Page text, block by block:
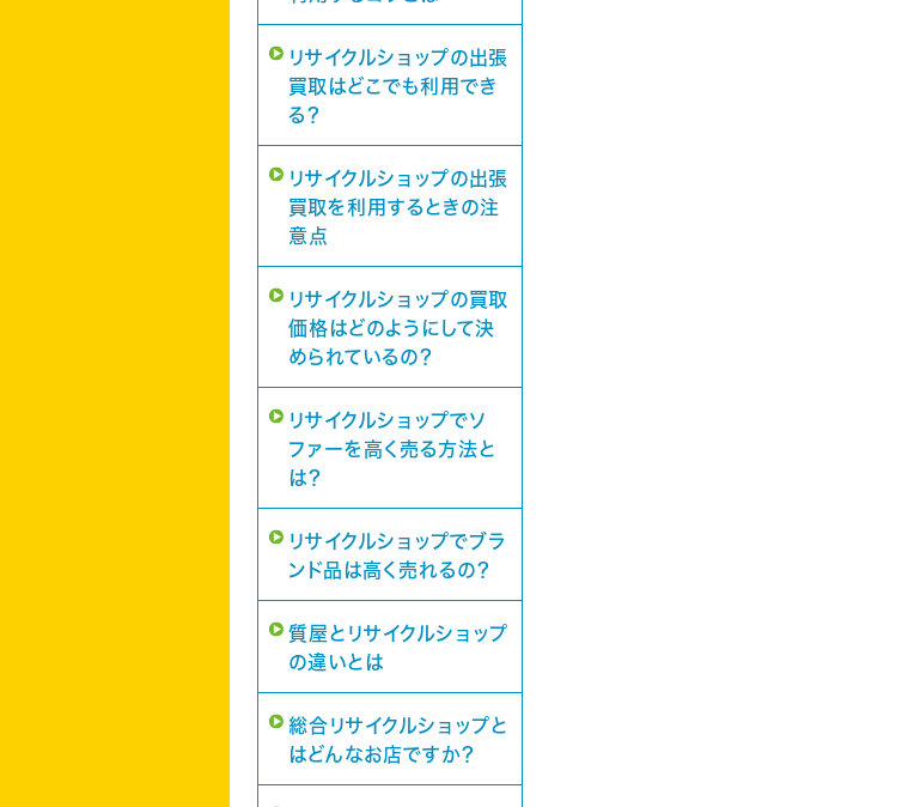
リサイクルショップの出張
買取はどこでも利用でき
る？
リサイクルショップの出張
買取を利用するときの注
意点
リサイクルショップの買取
価格はどのようにして決
められているの？
リサイクルショップでソ
ファーを高く売る方法と
は？
リサイクルショップでブラ
ンド品は高く売れるの？
質屋とリサイクルショップ
の違いとは
総合リサイクルショップと
はどんなお店ですか？